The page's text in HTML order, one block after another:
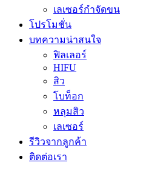
เลเซอร์กำจัดขน
โปรโมชั่น
บทความน่าสนใจ
ฟิลเลอร์
HIFU
สิว
โบท็อก
หลุมสิว
เลเซอร์
รีวิวจากลูกค้า
ติดต่อเรา